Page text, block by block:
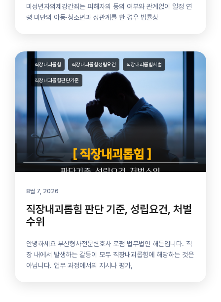
미성년자의제강간죄는 피해자의 동의 여부와 관계없이 일정 연
령 미만의 아동·청소년과 성관계를 한 경우 법률상
직장내괴롭힘 직장내괴롭힘성립요건 직장내괴롭힘처벌
직장내괴롭힘판단기준
8월 7, 2026
직장내괴롭힘 판단 기준, 성립요건, 처벌
수위
안녕하세요 부산형사전문변호사 로펌 법무법인 해든입니다. 직
장 내에서 발생하는 갈등이 모두 직장내괴롭힘에 해당하는 것은
아닙니다. 업무 과정에서의 지시나 평가,